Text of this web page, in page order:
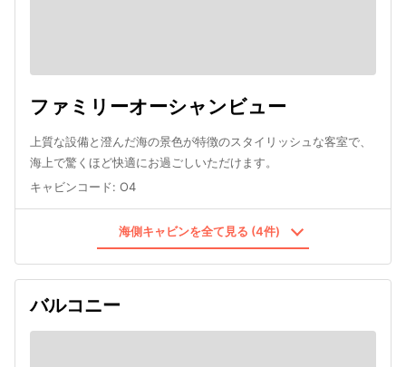
ファミリーオーシャンビュー
上質な設備と澄んだ海の景色が特徴のスタイリッシュな客室で、
海上で驚くほど快適にお過ごしいただけます。
キャビンコード: O4
海側キャビンを全て見る (4件)
バルコニー